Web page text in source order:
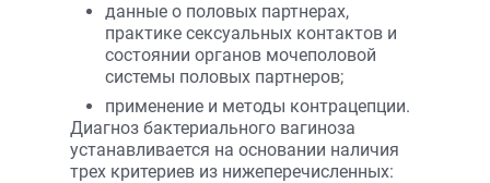
данные о половых партнерах,
практике сексуальных контактов и
состоянии органов мочеполовой
системы половых партнеров;
применение и методы контрацепции.
Диагноз бактериального вагиноза
устанавливается на основании наличия
трех критериев из нижеперечисленных: